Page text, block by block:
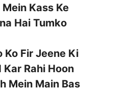
Kass Ke
Hai Tumko
Ko Fir Jeene Ki
Kar Rahi Hoon
Mein Main Bas